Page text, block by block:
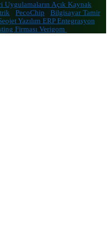
Uygulamaların Açık Kaynak
PecoChip
Bilgisayar Tamir
Yazılım ERP Entegrasyon
Firması Verigom